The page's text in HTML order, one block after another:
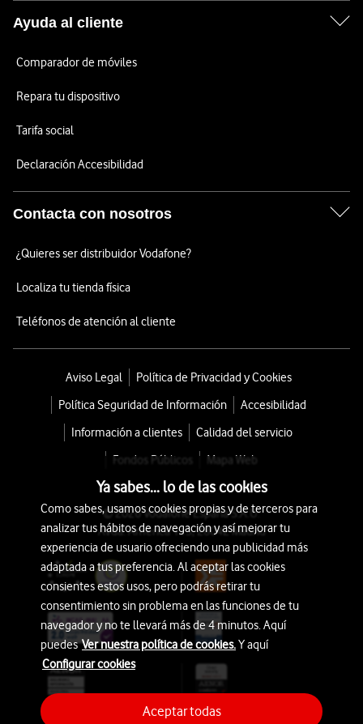
Ayuda al cliente
Comparador de móviles
Repara tu dispositivo
Tarifa social
Declaración Accesibilidad
Contacta con nosotros
¿Quieres ser distribuidor Vodafone?
Localiza tu tienda física
Teléfonos de atención al cliente
Aviso Legal
Política de Privacidad y Cookies
Política Seguridad de Información
Accesibilidad
Información a clientes
Calidad del servicio
Fondos Públicos
Mapa Web
© 2026 Vodafone España S.A.U.
Avda. América 115, 28042 Madrid
Ya sabes... lo de las cookies
Como sabes, usamos cookies propias y de terceros para
analizar tus hábitos de navegación y así mejorar tu
experiencia de usuario ofreciendo una publicidad más
adaptada a tus preferencia. Al aceptar las cookies
consientes estos usos, pero podrás retirar tu
consentimiento sin problema en las funciones de tu
navegador y no te llevará más de 4 minutos. Aquí
puedesVer nuestra política de cookies.Y aquí
Configurar cookies
Aceptar todas